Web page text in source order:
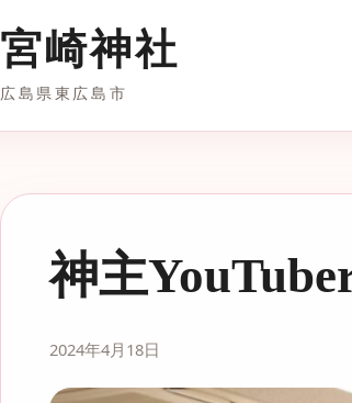
宮崎神社
広島県東広島市
神主
2024年4月18日